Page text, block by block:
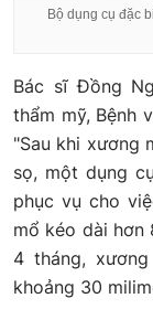
Bộ dụng cụ đặc
Bác sĩ Đồng
thẩm mỹ, Bệnh
"Sau khi xương
sọ, một dụng
phục vụ cho
mổ kéo dài hơn
4 tháng,
khoảng 30